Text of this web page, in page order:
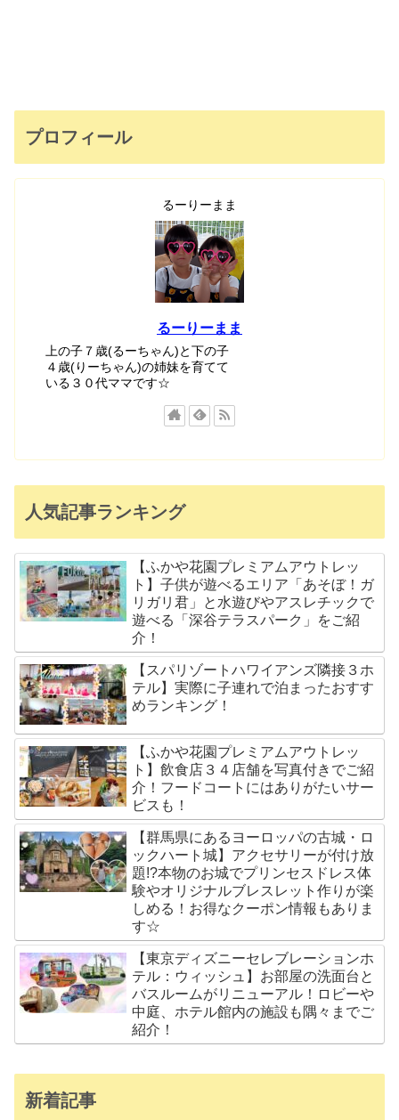
プロフィール
るーりーまま
るーりーまま
上の子７歳(るーちゃん)と下の子
４歳(りーちゃん)の姉妹を育てて
いる３０代ママです☆
人気記事ランキング
【ふかや花園プレミアムアウトレッ
ト】子供が遊べるエリア「あそぼ！ガ
リガリ君」と水遊びやアスレチックで
遊べる「深谷テラスパーク」をご紹
介！
【スパリゾートハワイアンズ隣接３ホ
テル】実際に子連れで泊まったおすす
めランキング！
【ふかや花園プレミアムアウトレッ
ト】飲食店３４店舗を写真付きでご紹
介！フードコートにはありがたいサー
ビスも！
【群馬県にあるヨーロッパの古城・ロ
ックハート城】アクセサリーが付け放
題!?本物のお城でプリンセスドレス体
験やオリジナルブレスレット作りが楽
しめる！お得なクーポン情報もありま
す☆
【東京ディズニーセレブレーションホ
テル：ウィッシュ】お部屋の洗面台と
バスルームがリニューアル！ロビーや
中庭、ホテル館内の施設も隅々までご
紹介！
新着記事